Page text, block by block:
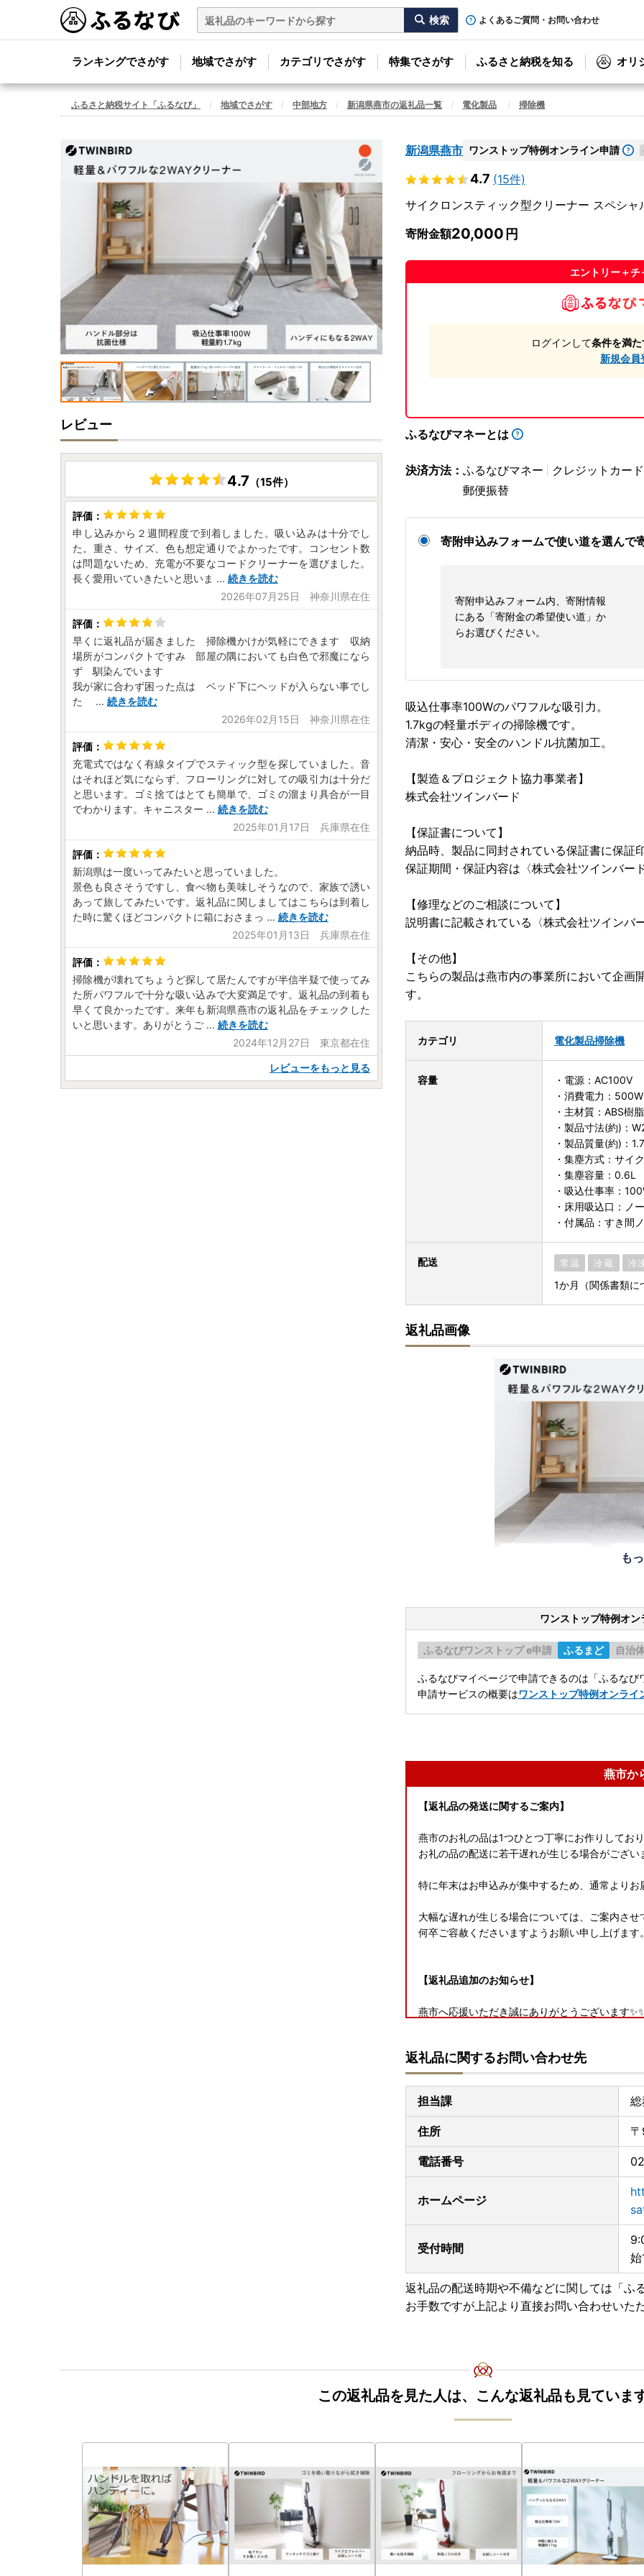
よくあるご質問・お問い合わせ
ランキングでさがす 地域でさがす カテゴリでさがす 特集でさがす ふるさと納税を知る オリ
ふるさと納税サイト「ふるなび」 地域でさがす 中部地方 新潟県燕市の返礼品一覧 電化製品 掃除機
新潟県燕市 ワンストップ特例オンライン申請
4.7 (15件)
サイクロンスティック型クリーナー スペシ
寄附金額20,000
エントリー＋
ログインして条件を満
新規会員
ふるなびマネーとは
決済方法： ふるなびマネー
クレジットカード
郵便振替
寄附申込みフォームで使い道を選んで
寄附申込みフォーム内、寄附情報
にある「寄附金の希望使い道」か
らお選びください。
吸込仕事率100Wのパワフルな吸引力。
1.7kgの軽量ボディの掃除機です。
清潔・安心・安全のハンドル抗菌加工。
【製造＆プロジェクト協力事業者】
株式会社ツインバード
【保証書について】
納品時、製品に同封されている保証書に保証
保証期間・保証内容は〈株式会社ツインバー
【修理などのご相談について】
説明書に記載されている〈株式会社ツインバ
【その他】
こちらの製品は燕市内の事業所において企
す。
カテゴリ 電化製品掃除機
容量
・電源：AC100V
・消費電力：500W
・主材質：ABS樹
・製品寸法(約)：
・製品質量(約)：
・集塵方式：サイ
・集塵容量：0.6L
・吸込仕事率：
・床用吸込口：ノ
・付属品：すき間
配送 常温 冷蔵 冷
1か月（関係書類
返礼品画像
も
ワンストップ特例オン
ふるなびワンストップ e申請 ふるまど 自治
ふるなびマイページで申請できるのは「ふるな
申請サービスの概要はワンストップ特例オンライ
燕市か
【返礼品の発送に関するご案内】
燕市のお礼の品は1つひとつ丁寧にお作りしてお
お礼の品の配送に若干遅れが生じる場合がござ
特に年末はお申込みが集中するため、通常より
大幅な遅れが生じる場合については、ご案内させ
何卒ご容赦くださいますようお願い申し上げます
【返礼品追加のお知らせ】
燕市へ応援いただき誠にありがとうございます
キッチン用品やテーブルウェア等、燕市の技術
皆さまの生活を豊かにする魅力的なラインナッ
【2023年9月16日放送の情報番組「サタデープ
「全自動コーヒーメーカー（3杯用）」が総合第
全自動コーヒーメーカー 3カップ
【TBS系日曜劇場「グランメゾン東京」で燕市
2019年に放送されたTBS系日曜劇場「グラン
話（2019年11月10日放送）から、こだわりの主
「グランメゾン東京」に認められたカトラリー
※「グランメゾン東京」・・・ 主人公のシェフ
電話番号 0256-77-8301 または 0256-94-7120
受付時間 9時00分～17時00分(土曜・日曜・祝
住所 〒959-0295 新潟県燕市吉田西太田1934
返礼品に関するお問い合わせ先
担当課
住所
電話番号
ホームページ
受付時間
返礼品の配送時期や不備などに関しては「ふ
お手数ですが上記より直接お問い合わせいた
レビュー
4.7 （15件）
申し込みから２週間程度で到着しました。吸い込みは十分でし
た。重さ、サイズ、色も想定通りでよかったです。コンセント数
は問題ないため、充電が不要なコードクリーナーを選びました。
長く愛用いていきたいと思いま ... 続きを読む
2026年07月25日 神奈川県在住
早くに返礼品が届きました 掃除機かけが気軽にできます 収納
場所がコンパクトですみ 部屋の隅においても白色で邪魔になら
ず 馴染んでいます
我が家に合わず困った点は ベッド下にヘッドが入らない事でし
た
... 続きを読む
2026年02月15日 神奈川県在住
充電式ではなく有線タイプでスティック型を探していました。音
はそれほど気にならず、フローリングに対しての吸引力は十分だ
と思います。ゴミ捨てはとても簡単で、ゴミの溜まり具合が一目
でわかります。キャニスター ... 続きを読む
2025年01月17日 兵庫県在住
新潟県は一度いってみたいと思っていました。
景色も良さそうですし、食べ物も美味しそうなので、家族で誘い
あって旅してみたいです。返礼品に関しましてはこちらは到着し
た時に驚くほどコンパクトに箱におさまっ ... 続きを読む
2025年01月13日 兵庫県在住
掃除機が壊れてちょうど探して居たんですが半信半疑で使ってみ
た所パワフルで十分な吸い込みで大変満足です。返礼品の到着も
早くて良かったです。来年も新潟県燕市の返礼品をチェックした
いと思います。ありがとうご ... 続きを読む
2024年12月27日 東京都在住
レビューをもっと見る
この返礼品を見た人は、こんな返礼品も見ていま